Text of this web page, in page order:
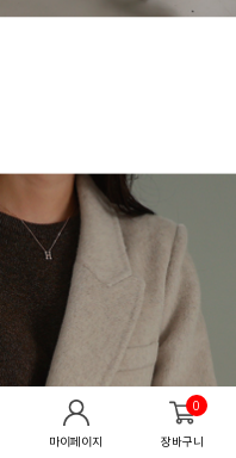
마이페이지
0
장바구니